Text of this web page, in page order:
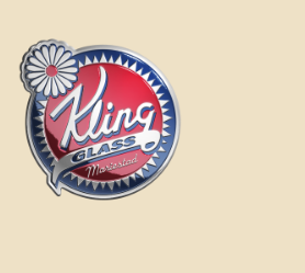
innehåll